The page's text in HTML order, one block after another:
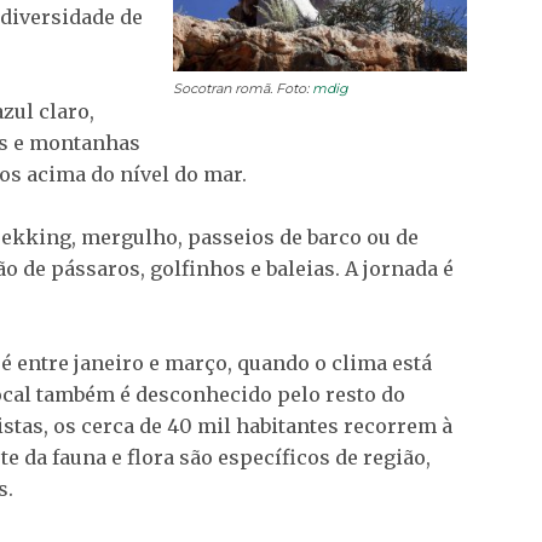
Socotran romã. Foto: mdig
de
claro,
e montanhas
acima do nível do mar.
mergulho, passeios de barco ou de
de pássaros, golfinhos e baleias. A jornada é
entre janeiro e março, quando o clima está
também é desconhecido pelo resto do
os cerca de 40 mil habitantes recorrem à
da fauna e flora são específicos de região,